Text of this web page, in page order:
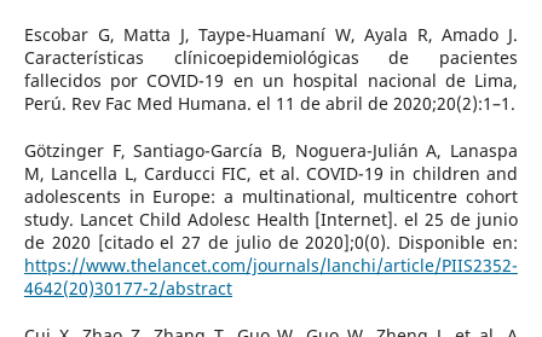
Escobar G, Matta J, Taype-Huamaní W, Ayala R, Amado J.
Características clínicoepidemiológicas de pacientes
fallecidos por COVID-19 en un hospital nacional de Lima,
Perú. Rev Fac Med Humana. el 11 de abril de 2020;20(2):1–1.
Götzinger F, Santiago-García B, Noguera-Julián A, Lanaspa
M, Lancella L, Carducci FIC, et al. COVID-19 in children and
adolescents in Europe: a multinational, multicentre cohort
study. Lancet Child Adolesc Health [Internet]. el 25 de junio
de 2020 [citado el 27 de julio de 2020];0(0). Disponible en:
https://www.thelancet.com/journals/lanchi/article/PIIS2352-
4642(20)30177-2/abstract